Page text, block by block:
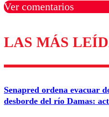
Ver comentarios
Los comentarios son
diálogo
Correo
LAS MÁS
Senapred ordena evacuar
desborde del río Damas: